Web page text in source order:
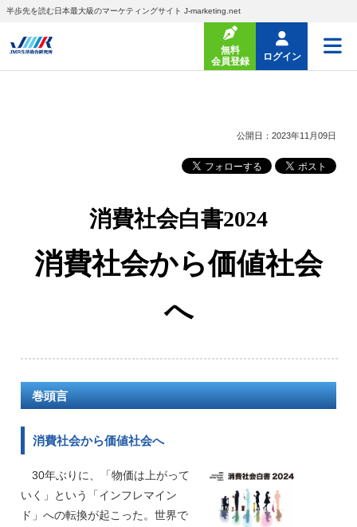
半歩先を読む日本最大級のマーケティングサイト J-marketing.net
無料
会員登録
ログイン
公開日：2023年11月09日
消費社会白書2024
消費社会から価値社会
へ
巻頭言
消費社会から価値社会へ
30年ぶりに、「物価は上がって
いく」という「インフレマイン
ド」への転換が起こった。世界で